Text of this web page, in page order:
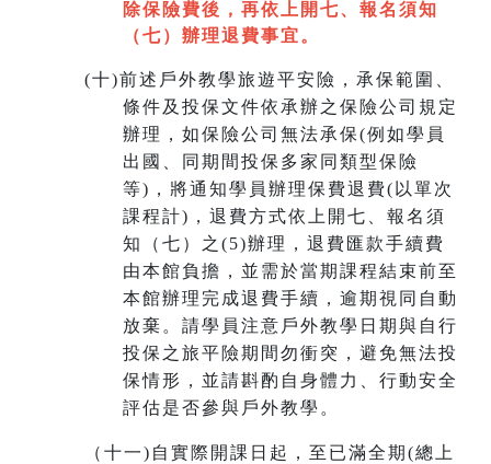
除保險費後，再依上開七、 報名須知
（七）辦理退費事宜。
(十)前述戶外教學旅遊平安險，承保範圍、
條件及投保文件依承辦之保險公司規定
辦理，如保險公司無法承保(例如學員
出國、同期間投保多家同類型保險
等)，將通知學員辦理保費退費(以單次
課程計)，退費方式依上開七、報名須
知（七）之(5)辦理，退費匯款手續費
由本館負擔，並需於當期課程結束前至
本館辦理完成退費手續， 逾期視同自動
放棄 。請學員注意戶外教學日期與自行
投保之旅平險期間勿衝突，避免無法投
保情形，並請斟酌自身體力、行動安全
評估是否參與戶外教學。
（十一) 自實際開課日起，至已滿全期(總上